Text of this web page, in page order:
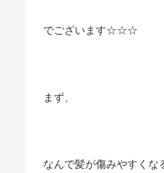
でございます☆☆☆
まず、
なんで髪が傷みやすくな